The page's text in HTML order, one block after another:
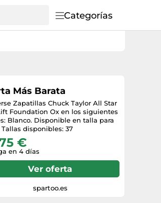
Categorías
Más Barata
Zapatillas Chuck Taylor All Star
Foundation Ox en los siguientes
Blanco. Disponible en talla para
Tallas disponibles: 37
€
en 4 días
Ver oferta
spartoo.es